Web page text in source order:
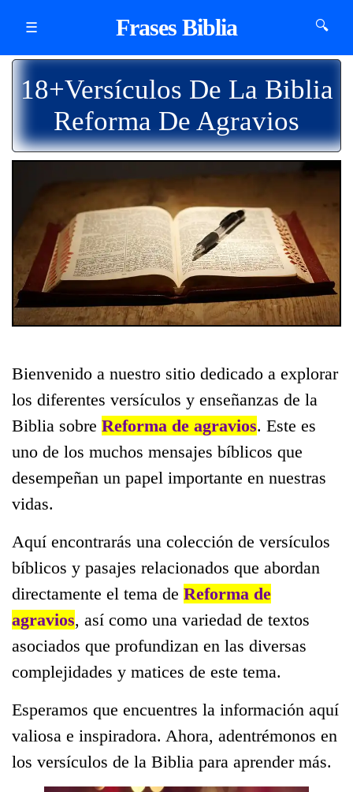
☰ Frases Biblia 🔍
18+Versículos De La Biblia
Reforma De Agravios
Bienvenido a nuestro sitio dedicado a explorar
los diferentes versículos y enseñanzas de la
Biblia sobre Reforma de agravios. Este es
uno de los muchos mensajes bíblicos que
desempeñan un papel importante en nuestras
vidas.
Aquí encontrarás una colección de versículos
bíblicos y pasajes relacionados que abordan
directamente el tema de Reforma de
agravios, así como una variedad de textos
asociados que profundizan en las diversas
complejidades y matices de este tema.
Esperamos que encuentres la información aquí
valiosa e inspiradora. Ahora, adentrémonos en
los versículos de la Biblia para aprender más.